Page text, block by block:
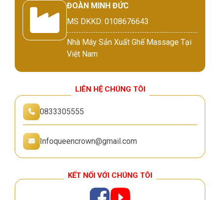
ĐOÀN MINH ĐỨC
MS DKKD: 0108676643
Nhà Máy Sản Xuất Ghế Massage Tại
Việt Nam
LIÊN HỆ CHÚNG TÔI
0833305555
Infoqueencrown@gmail.com
KẾT NỐI VỚI CHÚNG TÔI